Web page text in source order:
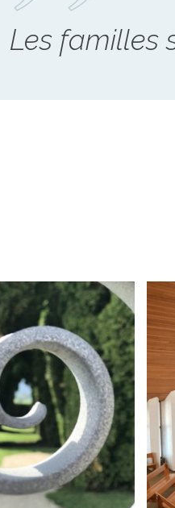
Les familles